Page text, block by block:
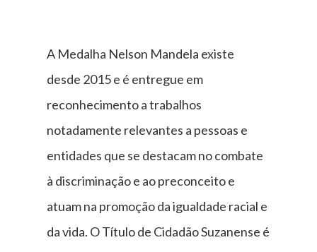
A Medalha Nelson Mandela existe
desde 2015 e é entregue em
reconhecimento a trabalhos
notadamente relevantes a pessoas e
entidades que se destacam no combate
à discriminação e ao preconceito e
atuam na promoção da igualdade racial e
da vida. O Título de Cidadão Suzanense é